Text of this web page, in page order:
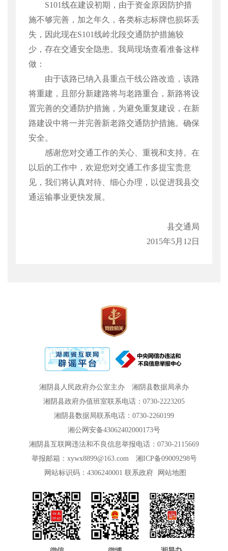
S101线在建设初期，由于资金原因防护措
施不够完善，加之年久，各类标志标牌也损坏丢
失，因此现在S101线岭北段交通防护措施较
少，存在交通安全隐患。我局现场查看准备这样
做：
由于该路已纳入县重点干线公路改造，该路
将重建，且部分新建路将与老路重合，新路将设
置完善的交通防护措施，为避免重复建设，在新
路建设中将一并完善新老路交通防护措施。确保
安全。
感谢您对交通工作的关心、重视和支持。在
以后的工作中，欢迎您对交通工作多提宝贵意
见，我们将认真对待、细心办理，以促进我县交
通运输事业更快发展。
县交通局
2015年5月 12 日
湘阴县人民政府办公室主办
湘阴县数据局承办
湘阴县政府办值班室联系电话：0730-2223205
湘阴县数据局联系电话：0730-2260199
湘公网安备43062402000173号
湘阴县互联网违法和不良信息举报电话：0730-2115669
举报邮箱：xywx8899@163.com
湘ICP备09009298号
网站标识码：4306240001 联系政府 网站地图